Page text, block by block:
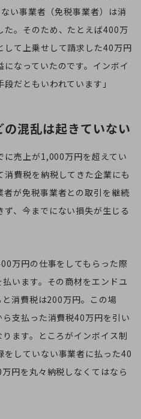
品
い事業者（免税事業者）は消
た。そのため、たとえば400万
して上乗せして請求した40万円
なっていたのです。インボイ
だともいわれています」
混乱は起きていない
に売上が1,000万円を超えてい
費税を納税してきた企業にも
が免税事業者との取引を継続
、今までにない損失が生じる
万円の仕事をしてもらった際
います。その商材をエンドユ
消費税は200万円。この場
支払った消費税40万円を引い
ます。ところがインボイス制
していない事業者に払った40
円を丸々納税しなくてはなら